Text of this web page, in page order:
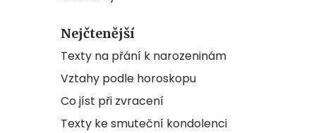
Nejčtenější
Texty na přání k narozeninám
Vztahy podle horoskopu
Co jíst při zvracení
Texty ke smuteční kondolenci